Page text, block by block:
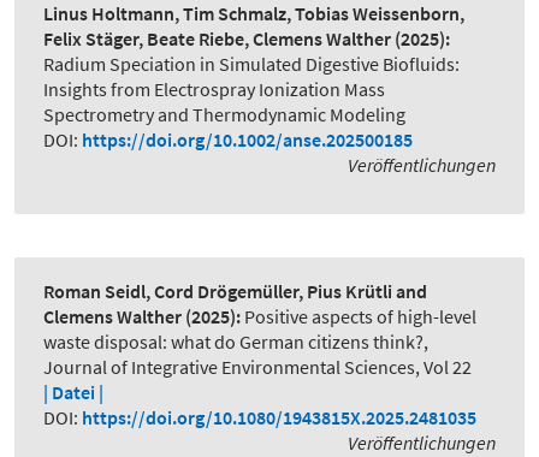
Linus Holtmann, Tim Schmalz, Tobias Weissenborn,
Felix Stäger, Beate Riebe, Clemens Walther (2025):
Radium Speciation in Simulated Digestive Biofluids:
Insights from Electrospray Ionization Mass
Spectrometry and Thermodynamic Modeling
DOI: https://doi.org/10.1002/anse.202500185
Veröffentlichungen
Roman Seidl, Cord Drögemüller, Pius Krütli and
Clemens Walther (2025): Positive aspects of high-level
waste disposal: what do German citizens think?,
Journal of Integrative Environmental Sciences, Vol 22
| Datei |
DOI: https://doi.org/10.1080/1943815X.2025.2481035
Veröffentlichungen